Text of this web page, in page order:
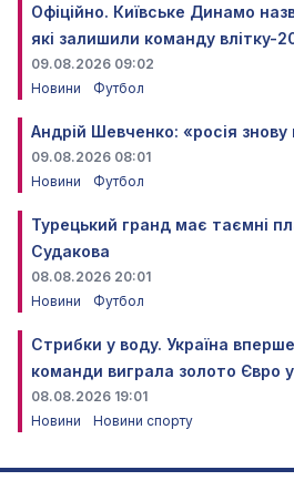
Офіційно. Київське Динамо
які залишили команду влітку-
09.08.2026 09:02
Новини
Футбол
Андрій Шевченко: «росія
09.08.2026 08:01
Новини
Футбол
Турецький гранд має таємні
Судакова
08.08.2026 20:01
Новини
Футбол
Стрибки у воду. Україна вперше
команди виграла золото Євро у
08.08.2026 19:01
Новини
Новини спорту